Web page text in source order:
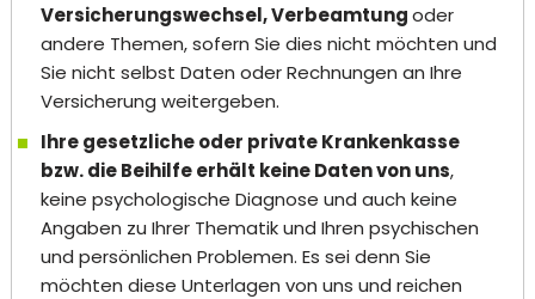
Versicherungswechsel, Verbeamtungoder
andere Themen, sofern Sie dies nicht möchten und
Sie nicht selbst Daten oder Rechnungen an Ihre
Versicherung weitergeben.
Ihre gesetzliche oder private Krankenkasse
bzw. die Beihilfe erhält keine Daten von uns,
keine psychologische Diagnose und auch keine
Angaben zu Ihrer Thematik und Ihren psychischen
und persönlichen Problemen. Es sei denn Sie
möchten diese Unterlagen von uns und reichen